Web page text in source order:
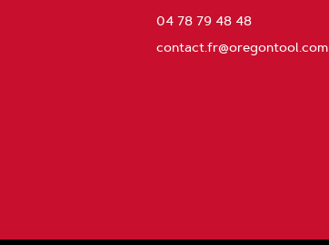
04 78 79 48 48
contact.fr@oregontool.com